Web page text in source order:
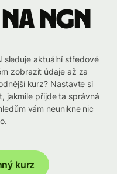
NGN
sleduje aktuální středové
zobrazit údaje až za
kurz? Nastavte si
jakmile přijde ta správná
vám neunikne nic
kurz